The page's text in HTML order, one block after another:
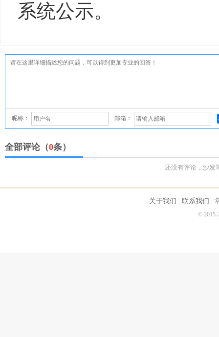
系统公示。
昵称： 邮箱：
全部评论（0条）
还没有评论，沙发
关于我们 联系我们
© 2015-